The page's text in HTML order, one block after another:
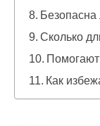
Безопасна
Сколько
Как